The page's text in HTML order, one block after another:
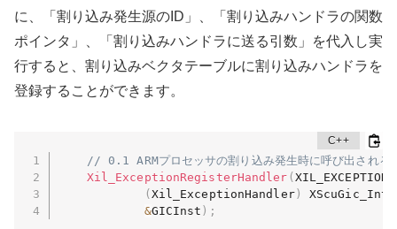
に、「割り込み発生源のID」、「割り込みハンドラの関数
ポインタ」、「割り込みハンドラに送る引数」を代入し実
行すると、割り込みベクタテーブルに割り込みハンドラを
登録することができます。
// 0.1 ARMプロセッサの割り込み発生時に呼び出される
Xil_ExceptionRegisterHandler (
(Xil_ExceptionHandler)
&GICInst ) ;